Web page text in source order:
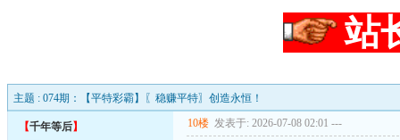
站
主题 : 074期：【平特彩霸】〖稳赚平特〗创造永恒！
【千年等后】 10楼 发表于: 2026-07-08 02:01 ---